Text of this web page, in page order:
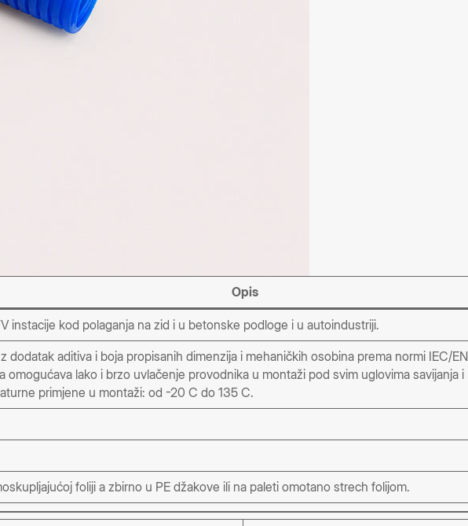
Opis
instacije kod polaganja na zid i u betonske podloge i u autoindustriji.
dodatak aditiva i boja propisanih dimenzija i mehaničkih osobina prema normi IEC/
omogućava lako i brzo uvlačenje provodnika u montaži pod svim uglovima savijanja
primjene u montaži: od -20 C do 135 C.
foliji a zbirno u PE džakove ili na paleti omotano strech folijom.